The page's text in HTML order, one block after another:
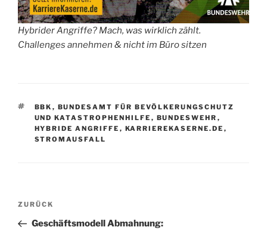
Hybrider Angriffe? Mach, was wirklich zählt.
Challenges annehmen & nicht im Büro sitzen
SCHLAGWÖRTER
BBK , BUNDESAMT FÜR BEVÖLKERUNGSCHUTZ
UND KATASTROPHENHILFE , BUNDESWEHR ,
HYBRIDE ANGRIFFE , KARRIEREKASERNE.DE ,
STROMAUSFALL
Beitragsnavigation
Vorheriger
Beitrag
ZURÜCK
Geschäftsmodell Abmahnung: